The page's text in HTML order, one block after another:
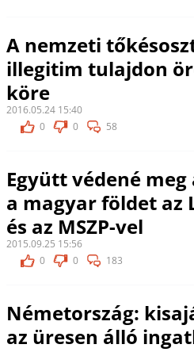
A nemzeti
illegitim tulajdon
köre
2016.05.24 15:40
0
0 58
Együtt védené meg
a magyar földet az
és az MSZP-vel
2015.09.25 15:56
0
0 183
Németország:
az üresen álló